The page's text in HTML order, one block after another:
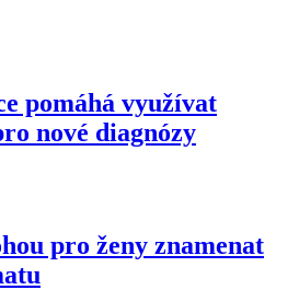
pomáhá využívat
nové diagnózy
pro ženy znamenat